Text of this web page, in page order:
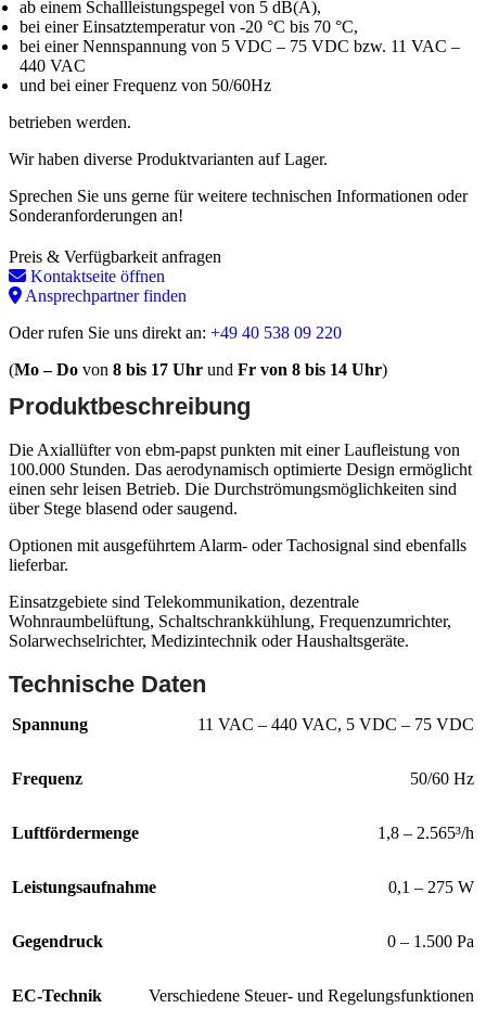
ab einem Schallleistungspegel von 5 dB(A),
bei einer Einsatztemperatur von -20 °C bis 70 °C,
bei einer Nennspannung von 5 VDC – 75 VDC bzw. 11 VAC –
440 VAC
und bei einer Frequenz von 50/60Hz
betrieben werden.
Wir haben diverse Produktvarianten auf Lager.
Sprechen Sie uns gerne für weitere technischen Informationen oder
Sonderanforderungen an!
Preis & Verfügbarkeit anfragen
Kontaktseite öffnen
Ansprechpartner finden
Oder rufen Sie uns direkt an: +49 40 538 09 220
(Mo – Do von 8 bis 17 Uhr und Fr von 8 bis 14 Uhr)
Produktbeschreibung
Die Axiallüfter von ebm-papst punkten mit einer Laufleistung von
100.000 Stunden. Das aerodynamisch optimierte Design ermöglicht
einen sehr leisen Betrieb. Die Durchströmungsmöglichkeiten sind
über Stege blasend oder saugend.
Optionen mit ausgeführtem Alarm- oder Tachosignal sind ebenfalls
lieferbar.
Einsatzgebiete sind Telekommunikation, dezentrale
Wohnraumbelüftung, Schaltschrankkühlung, Frequenzumrichter,
Solarwechselrichter, Medizintechnik oder Haushaltsgeräte.
Technische Daten
Spannung 11 VAC – 440 VAC, 5 VDC – 75 VDC
Frequenz 50/60 Hz
Luftfördermenge 1,8 – 2.565³/h
Leistungsaufnahme 0,1 – 275 W
Gegendruck 0 – 1.500 Pa
EC-Technik Verschiedene Steuer- und Regelungsfunktionen